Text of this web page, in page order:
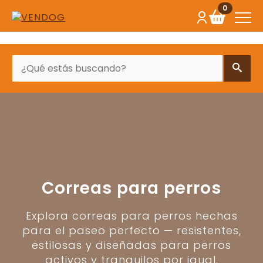
0
Correas para perros
Explora correas para perros hechas
para el paseo perfecto — resistentes,
estilosas y diseñadas para perros
activos y tranquilos por igual.